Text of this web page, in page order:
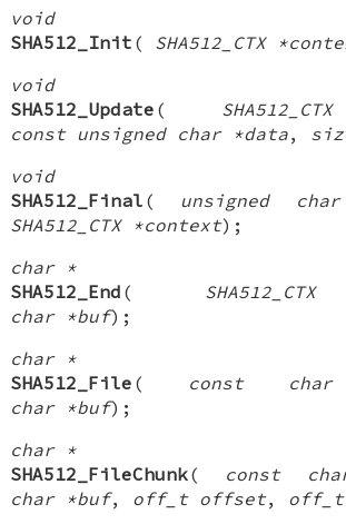
void
SHA512_Init ( SHA512_CTX
void
SHA512_Update (
const unsigned char *data,
void
SHA512_Final ( unsigned
SHA512_CTX *context);
char *
SHA512_End (
char *buf);
char *
SHA512_File ( const char
char *buf);
char *
SHA512_FileChunk( const
char *buf, off_t offset, off_t